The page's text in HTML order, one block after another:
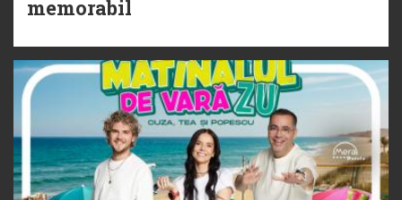
memorabil